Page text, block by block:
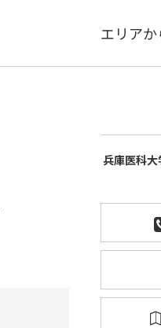
エリア
兵庫医科